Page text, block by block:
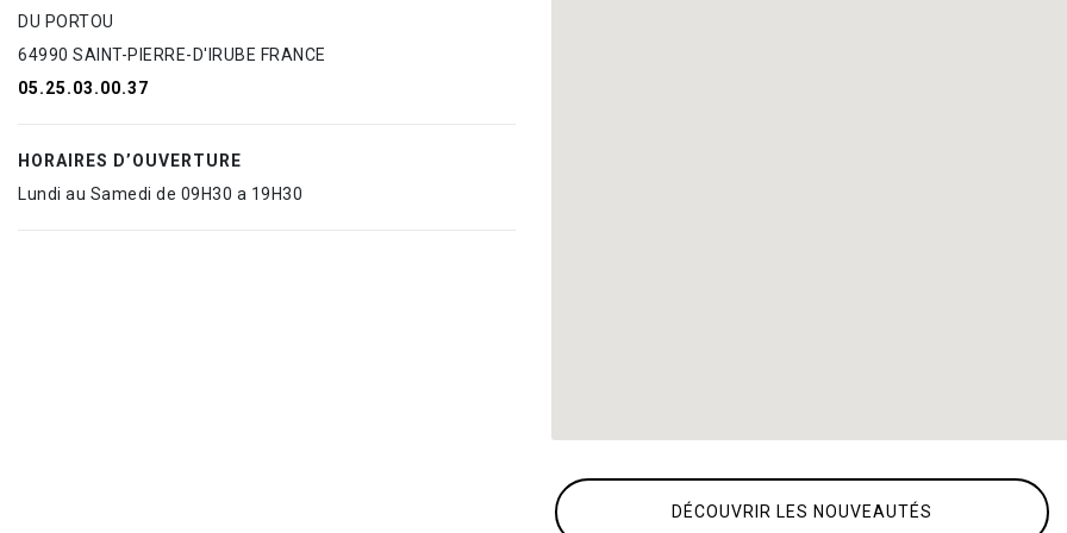
DU PORTOU
64990 SAINT-PIERRE-D'IRUBE FRANCE
05.25.03.00.37
HORAIRES D’OUVERTURE
Lundi au Samedi de 09H30 a 19H30
DÉCOUVRIR LES NOUVEAUTÉS